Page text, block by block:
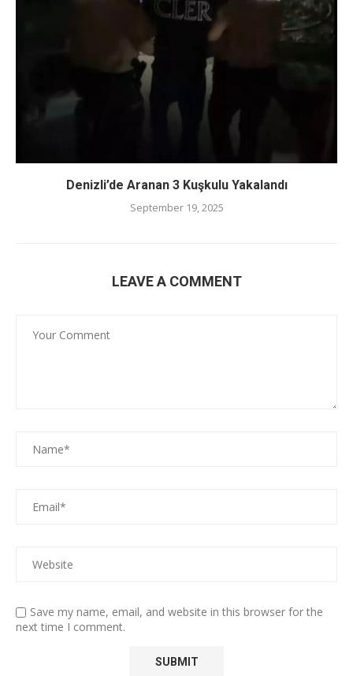
Denizli’de Aranan 3 Kuşkulu Yakalandı
September 19, 2025
LEAVE A COMMENT
Save my name, email, and website in this browser for the
next time I comment.